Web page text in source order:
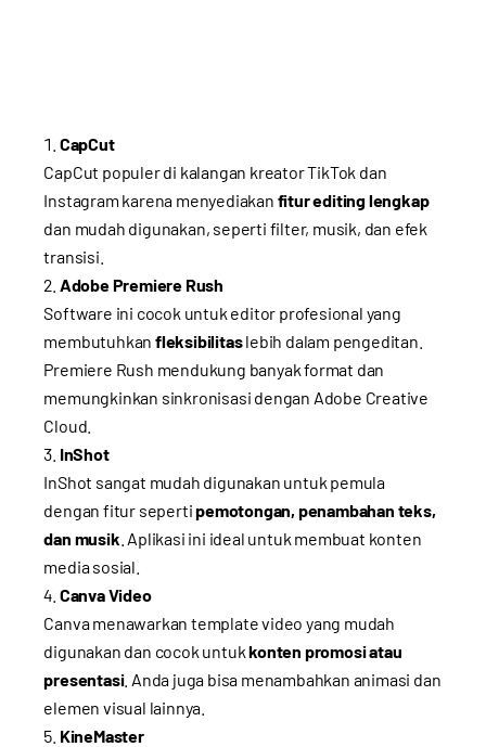
CapCut
CapCut populer di kalangan kreator TikTok dan
Instagram karena menyediakan fitur editing lengkap
dan mudah digunakan, seperti filter, musik, dan efek
transisi.
Adobe Premiere Rush
Software ini cocok untuk editor profesional yang
membutuhkan fleksibilitaslebih dalam pengeditan.
Premiere Rush mendukung banyak format dan
memungkinkan sinkronisasi dengan Adobe Creative
Cloud.
InShot
InShot sangat mudah digunakan untuk pemula
dengan fitur sepertipemotongan, penambahan teks,
dan musik . Aplikasi ini ideal untuk membuat konten
media sosial.
Canva Video
Canva menawarkan template video yang mudah
digunakan dan cocok untukkonten promosi atau
presentasi. Anda juga bisa menambahkan animasi dan
elemen visual lainnya.
KineMaster